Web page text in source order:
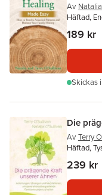
Av
Häftad,
189 kr
Skickas
Die
Av Terry
Häftad,
239 kr